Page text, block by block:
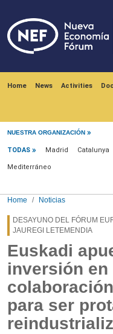
Home News Activities
NUESTRA ORGANIZACIÓN
Menú noticias
TODAS Madrid Catalunya
Mediterráneo
Home Noticias
DESAYUNO DEL FÓRUM
JAUREGI LETEMENDIA
Euskadi
inversión en
para ser